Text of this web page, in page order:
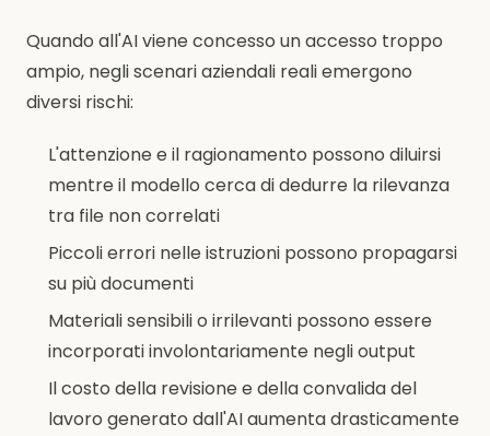
Quando all'AI viene concesso un accesso troppo
ampio, negli scenari aziendali reali emergono
diversi rischi:
L'attenzione e il ragionamento possono diluirsi
mentre il modello cerca di dedurre la rilevanza
tra file non correlati
Piccoli errori nelle istruzioni possono propagarsi
su più documenti
Materiali sensibili o irrilevanti possono essere
incorporati involontariamente negli output
Il costo della revisione e della convalida del
lavoro generato dall'AI aumenta drasticamente